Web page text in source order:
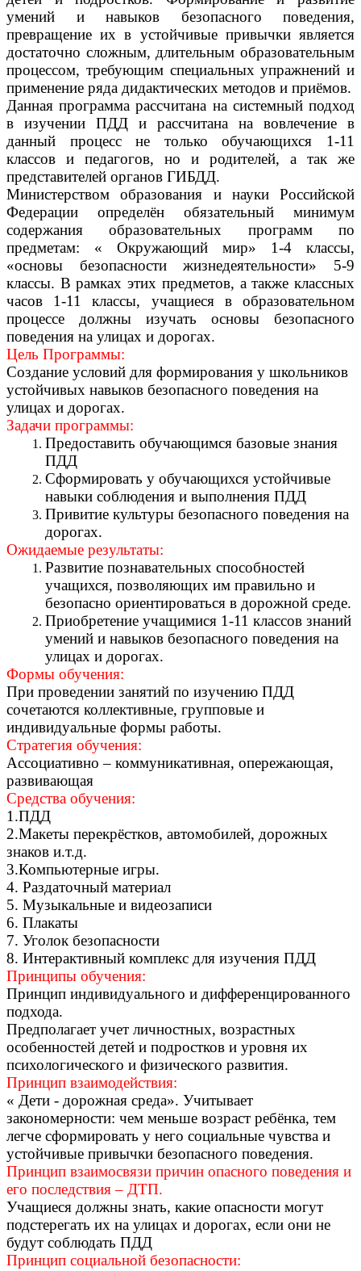
умений и навыков безопасного поведения,
превращение их в устойчивые привычки является
достаточно сложным, длительным образовательным
процессом, требующим специальных упражнений и
применение ряда дидактических методов и приёмов.
Данная программа рассчитана на системный подход
в изучении ПДД и рассчитана на вовлечение в
данный процесс не только обучающихся 1-11
классов и педагогов, но и родителей, а так же
представителей органов ГИБДД.
Министерством образования и науки Российской
Федерации определён обязательный минимум
содержания образовательных программ по
предметам: « Окружающий мир» 1-4 классы,
«основы безопасности жизнедеятельности» 5-9
классы. В рамках этих предметов, а также классных
часов 1-11 классы, учащиеся в образовательном
процессе должны изучать основы безопасного
поведения на улицах и дорогах.
Цель Программы:
Создание условий для формирования у школьников
устойчивых навыков безопасного поведения на
улицах и дорогах.
Задачи программы:
Предоставить обучающимся базовые знания
ПДД
Сформировать у обучающихся устойчивые
навыки соблюдения и выполнения ПДД
Привитие культуры безопасного поведения на
дорогах.
Ожидаемые результаты:
Развитие познавательных способностей
учащихся, позволяющих им правильно и
безопасно ориентироваться в дорожной среде.
Приобретение учащимися 1-11 классов знаний
умений и навыков безопасного поведения на
улицах и дорогах.
Формы обучения:
При проведении занятий по изучению ПДД
сочетаются коллективные, групповые и
индивидуальные формы работы.
Стратегия обучения:
Ассоциативно – коммуникативная, опережающая,
развивающая
Средства обучения:
1.ПДД
2.Макеты перекрёстков, автомобилей, дорожных
знаков и.т.д.
3.Компьютерные игры.
4. Раздаточный материал
5. Музыкальные и видеозаписи
6. Плакаты
7. Уголок безопасности
8. Интерактивный комплекс для изучения ПДД
Принципы обучения:
Принцип индивидуального и дифференцированного
подхода.
Предполагает учет личностных, возрастных
особенностей детей и подростков и уровня их
психологического и физического развития.
Принцип взаимодействия:
« Дети - дорожная среда». Учитывает
закономерности: чем меньше возраст ребёнка, тем
легче сформировать у него социальные чувства и
устойчивые привычки безопасного поведения.
Принцип взаимосвязи причин опасного поведения и
его последствия – ДТП.
Учащиеся должны знать, какие опасности могут
подстерегать их на улицах и дорогах, если они не
будут соблюдать ПДД
Принцип социальной безопасности: